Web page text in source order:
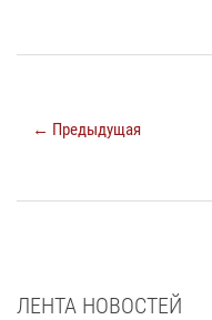
← Предыдущая
ЛЕНТА НОВОСТЕЙ